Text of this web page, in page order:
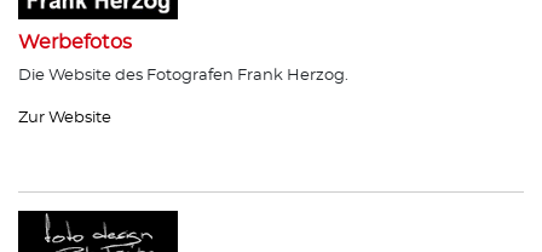
Werbefotos
Die Website des Fotografen Frank Herzog.
Zur Website